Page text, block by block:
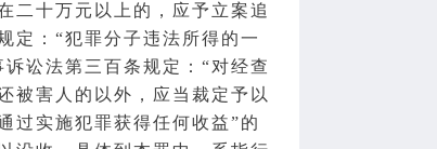
二十万元以上的，应予 立案追
定：“犯罪分子违法所得的一
诉讼法第三百条规定：“对经查
被害人 的以外，应当 裁定予以
过实施犯罪获得任何收益”的